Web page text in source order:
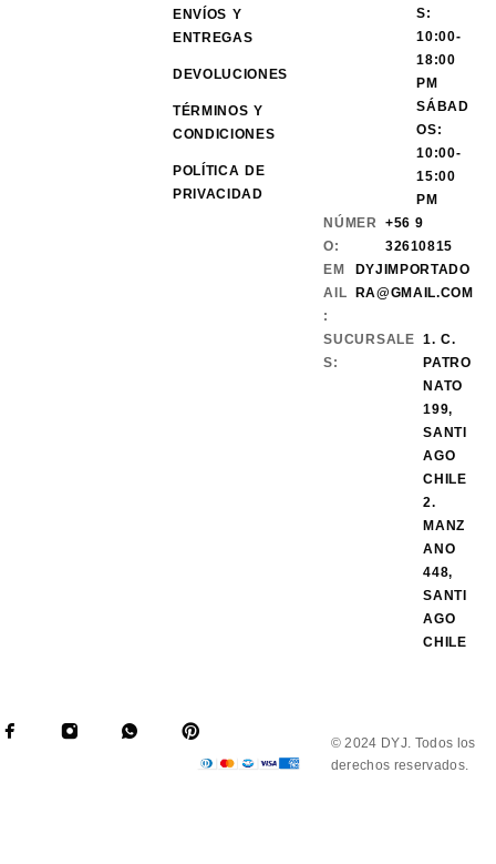
ENVÍOS Y
ENTREGAS
DEVOLUCIONES
TÉRMINOS Y
CONDICIONES
POLÍTICA DE
PRIVACIDAD
S:
10:00-
18:00
PM
SÁBAD
OS:
10:00-
15:00
PM
NÚMER
O:
+56 9
32610815
EM
AIL
:
DYJIMPORTADO
RA@GMAIL.COM
SUCURSALE
S:
1. C.
PATRO
NATO
199,
SANTI
AGO
CHILE
2.
MANZ
ANO
448,
SANTI
AGO
CHILE
© 2024 DYJ. Todos los
derechos reservados.